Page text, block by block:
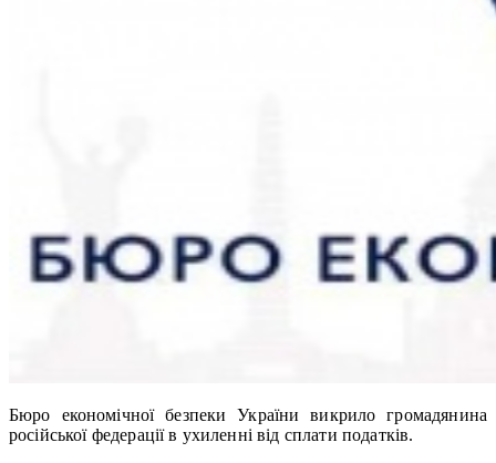
Бюро економічної безпеки України викрило громадянина
російської федерації в ухиленні від сплати податків.